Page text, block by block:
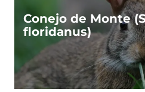
Conejo de Monte
floridanus)